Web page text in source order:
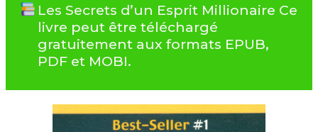
Les Secrets d’un Esprit Millionaire Ce
livre peut être téléchargé
gratuitement aux formats EPUB,
PDF et MOBI.